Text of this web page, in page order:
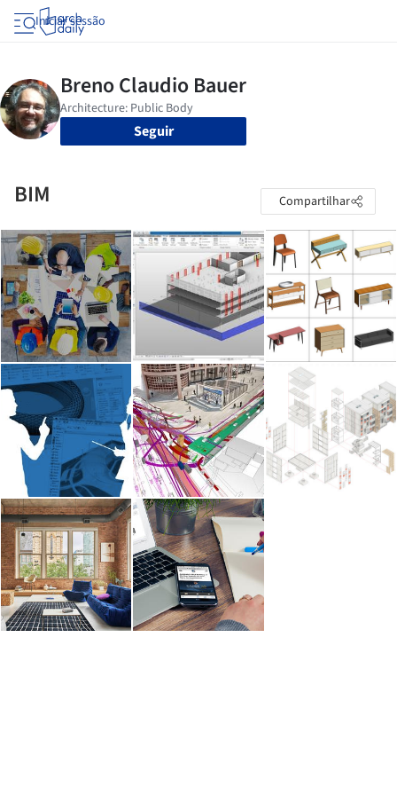
Iniciar sessão
Seguir
BIM Compartilhar